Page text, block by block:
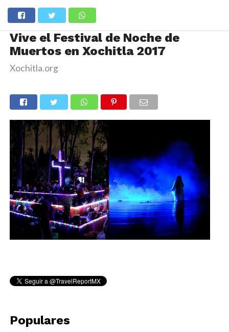
Vive el Festival de Noche de
Muertos en Xochitla 2017
Xochitla.org
Populares